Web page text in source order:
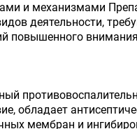
и механизмами
деятельности,
повышенного
обладает
мембран и